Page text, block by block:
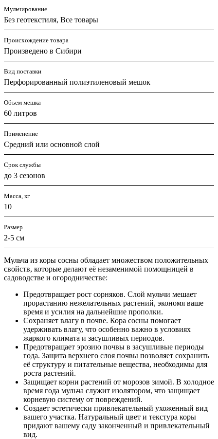
Мульчирование
Без геотекстиля, Все товары
Происхождение товара
Произведено в Сибири
Вид поставки
Перфорированный полиэтиленовый мешок
Объем мешка
60 литров
Применение
Средний или основной слой
Срок службы
до 3 сезонов
Масса, кг
10
Размер
2-5 см
Мульча из коры сосны обладает множеством положительных
свойств, которые делают её незаменимой помощницей в
садоводстве и огородничестве:
Предотвращает рост сорняков. Слой мульчи мешает
прорастанию нежелательных растений, экономя ваше
время и усилия на дальнейшие прополки.
Сохраняет влагу в почве. Кора сосны помогает
удерживать влагу, что особенно важно в условиях
жаркого климата и засушливых периодов.
Предотвращает эрозию почвы в засушливые периоды
года. Защита верхнего слоя почвы позволяет сохранить
её структуру и питательные вещества, необходимы для
роста растений.
Защищает корни растений от морозов зимой. В холодное
время года мульча служит изолятором, что защищает
корневую систему от повреждений.
Создает эстетически привлекательный ухоженный вид
вашего участка. Натуральный цвет и текстура коры
придают вашему саду законченный и привлекательный
вид.